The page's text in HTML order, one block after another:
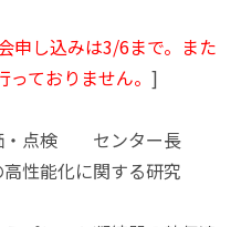
申し込みは3/6まで。また
ておりません。 ]
・点検 センター長
高性能化に関する研究